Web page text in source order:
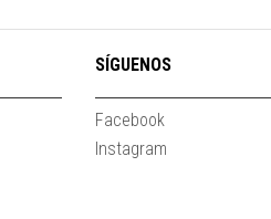
SÍGUENOS
Facebook
Instagram